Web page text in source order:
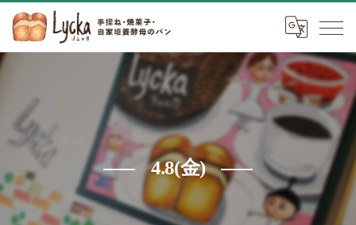
4.8(金)